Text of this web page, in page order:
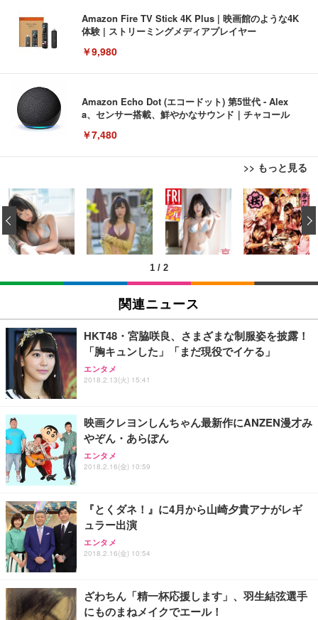
Amazon Fire TV Stick 4K Plus | 映画館のような4K
体験 | ストリーミングメディアプレイヤー
￥9,980
Amazon Echo Dot (エコードット) 第5世代 - Alex
a、センサー搭載、鮮やかなサウンド｜チャコール
￥7,480
>> もっと見る
[EdoErgo] オフィスチェア 椅子 テレワーク 疲れな
い 跳ね上げ式アームレスト コンパクト 約105度ロッ
キング pc 事務椅子 360度回転 座面昇降 強化ナイロ
ン樹脂ベース 通気性メッシュ 在宅ワーク H-WY01
(黒網+黒枠+黒足)
￥5,699
SIHOO B100 オフィスチェア／デスクチェア メッシ
ュチェア 人間工学 疲れない ブラック
￥27,999
Sezlife オフィスチェア デスクチェア 疲れない テレ
ワーク チェア 強化バックレスト 30度ロッキング機
能 人間工学 椅子 腰サポート 90度跳ね上げ式アーム
務用 おしゃれ パソコンチェア (ブラック)
Sezlife オフィスチェア デスクチェア 疲れない テレ
ワーク チェア 強化バックレスト 30度ロッキング機
能 人間工学 椅子 腰サポート 90度跳ね上げ式アーム
務用 おしゃれ パソコンチェア (ホワイト)
ANDWINT オフィスチェア デスクチェア 肘なし メ
ッシュ 通気性 ランバーサポート付き 腰サポート ガ
ス圧無段階昇降 360度回転 キャスター付き コンパク
EIZO ビジネス向けプレミアムモニター | FlexScan
EV3240X-WT | 31.5型4K UHD・USB Type-C・ホワ
イト
￥105,595
EIZO ビジネス向けプレミアムモニター | FlexScan
￥109,572
【純正品】27"ゲーミングモニター DualSense 充電
フック付き（CFI-ZDM1J）
【整備済み品】Dell E2724HS 27インチ 液晶モニタ
ー フルHD（1920×1080）VA 非光沢 HDMI/DisplayP
ort/VGA スピーカー内蔵 高さ調整 スイベル VESA対
【MiniLED/24.5inch/280Hz/FHD】GRAPHT THE S
HOOTER Gaming Monitor 24” Essential ゲーミン
グモニター QD 24.5インチ 1ms FHD 量子ドット 残
Amazonベーシック ペットシーツ 薄型 レギュラー 1
回使い捨て 無香料 ホワイト 300枚
￥3,373
Amazonベーシック ペットシーツ 厚型 ワイド 42枚
x2袋(84枚) ホワイト(吸収面:ライトブルー)
￥3,234
ネオ・ルーライフ ネオ・オムツ L 中型犬用 26枚入
り 単品
Smart Basic(スマートベーシック) 【Amazon.co.jp
限定】 Smart Basic アイリスオーヤマ ペットシーツ
超厚型 お徳用 ワイド 100枚入 (x 1) (ケース販売)
アイリスオーヤマ ペットシーツ 超厚型 お徳用 レギ
ュラー 200枚入【Amazon.co.jp限定】
1 / 2
‹
関連ニュース
HKT48・宮脇咲良、さまざまな制服姿を披露！
「胸キュンした」「まだ現役でイケる」
エンタメ
2018.2.13(火) 15:41
映画クレヨンしんちゃん最新作にANZEN漫才み
やぞん・あらぽん
エンタメ
2018.2.16(金) 10:59
『とくダネ！』に4月から山崎夕貴アナがレギ
ュラー出演
エンタメ
2018.2.16(金) 10:54
ざわちん「精一杯応援します」、羽生結弦選手
にものまねメイクでエール！